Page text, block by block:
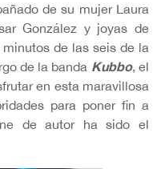
de su mujer Laura
González y joyas de
de las seis de la
de la banda Kubbo, el
en esta maravillosa
para poner fin a
de autor ha sido el